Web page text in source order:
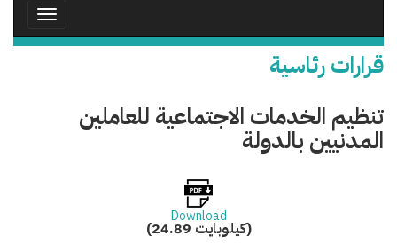
Toggle
قرارات رئاسية
تنظيم الخدمات الاجتماعية للعاملين
المدنيين بالدولة
Download
(24.89 كيلوبايت)